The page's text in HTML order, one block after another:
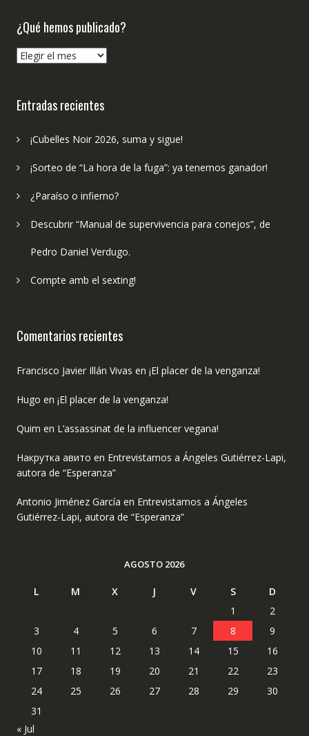
¿Qué hemos publicado?
¿Qué
Entradas recientes
¡Cubelles Noir 2026, suma y sigue!
¡Sorteo de “La hora de la fuga”: ya tenemos ganador!
¿Paraíso o infierno?
Descubrir “Manual de supervivencia para conejos”, de
Pedro Daniel Verdugo.
Compte amb el sexting!
Comentarios recientes
Francisco Javier Illán Vivas en ¡El placer de la venganza!
Hugo en ¡El placer de la venganza!
Quim en L’assassinat de la influencer vegana!
Накрутка авито en Entrevistamos a Ángeles Gutiérrez-Lapi,
autora de “Esperanza”
Antonio Jiménez García en Entrevistamos a Ángeles
Gutiérrez-Lapi, autora de “Esperanza”
AGOSTO 2026
L M X J V S
D
1
2
3
4 5 6 7 8
9
10
11 12 13 14 15
16
17
18 19 20 21 22
23
24
25 26 27 28 29
30
31
« Jul